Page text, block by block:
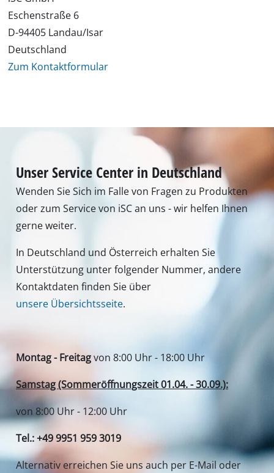
Eschenstraße 6
D-94405 Landau/Isar
Deutschland
Zum Kontaktformular
Unser Service Center in Deutschland
Wenden Sie Sich im Falle von Fragen zu Produkten
oder zum Service von iSC an uns - wir helfen Ihnen
gerne weiter.
In Deutschland und Österreich erhalten Sie
Unterstützung unter folgender Nummer, andere
Kontaktdaten finden Sie über
unsere Übersichtsseite.
Montag - Freitagvon 8:00 Uhr - 18:00 Uhr
Samstag (Sommeröffnungszeit 01.04. - 30.09.):
von 8:00 Uhr - 12:00 Uhr
Tel.: +49 9951 959 3019
Alternativ erreichen Sie uns auch per E-Mail oder